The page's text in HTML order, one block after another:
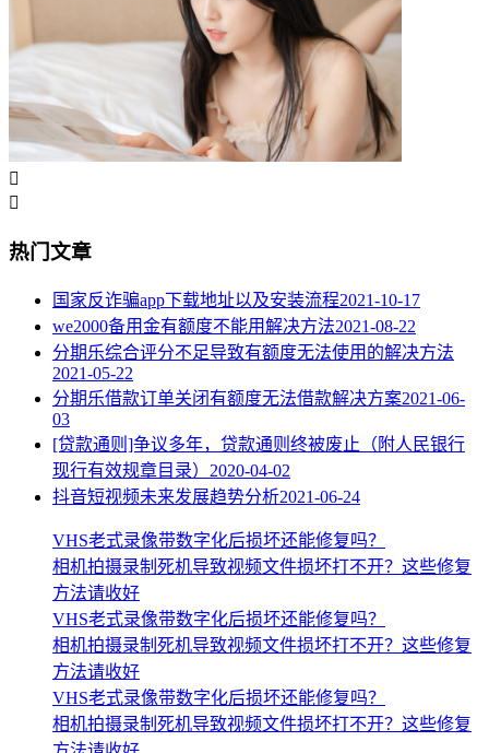


热门文章
国家反诈骗app下载地址以及安装流程2021-10-17
we2000备用金有额度不能用解决方法2021-08-22
分期乐综合评分不足导致有额度无法使用的解决方法
2021-05-22
分期乐借款订单关闭有额度无法借款解决方案2021-06-
03
[贷款通则]争议多年，贷款通则终被废止（附人民银行
现行有效规章目录） 2020-04-02
抖音短视频未来发展趋势分析2021-06-24
VHS老式录像带数字化后损坏还能修复吗？
相机拍摄录制死机导致视频文件损坏打不开？这些修复
方法请收好
VHS老式录像带数字化后损坏还能修复吗？
相机拍摄录制死机导致视频文件损坏打不开？这些修复
方法请收好
VHS老式录像带数字化后损坏还能修复吗？
相机拍摄录制死机导致视频文件损坏打不开？这些修复